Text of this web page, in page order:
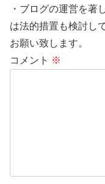
・ブログの運営を著
は法的措置も検討し
お願い致します。
コメント ※